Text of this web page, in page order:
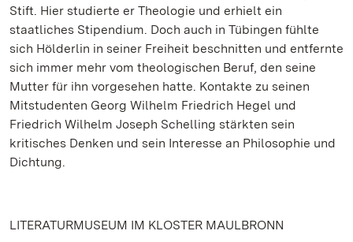
Stift. Hier studierte er Theologie und erhielt ein
staatliches Stipendium. Doch auch in Tübingen fühlte
sich Hölderlin in seiner Freiheit beschnitten und entfernte
sich immer mehr vom theologischen Beruf, den seine
Mutter für ihn vorgesehen hatte. Kontakte zu seinen
Mitstudenten Georg Wilhelm Friedrich Hegel und
Friedrich Wilhelm Joseph Schelling stärkten sein
kritisches Denken und sein Interesse an Philosophie und
Dichtung.
LITERATURMUSEUM IM KLOSTER MAULBRONN